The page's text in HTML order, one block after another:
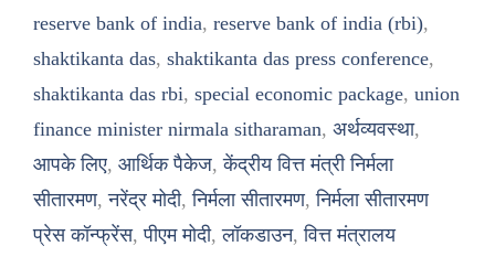
reserve bank of india, reserve bank of india (rbi),
shaktikanta das, shaktikanta das press conference,
shaktikanta das rbi, special economic package, union
finance minister nirmala sitharaman, अर्थव्यवस्था,
आपके लिए, आर्थिक पैकेज,केंद्रीय वित्त मंत्री निर्मला
सीतारमण,नरेंद्र मोदी,निर्मला सीतारमण,निर्मला सीतारमण
प्रेस कॉन्फ्रेंस,पीएम मोदी,लॉकडाउन,वित्त मंत्रालय